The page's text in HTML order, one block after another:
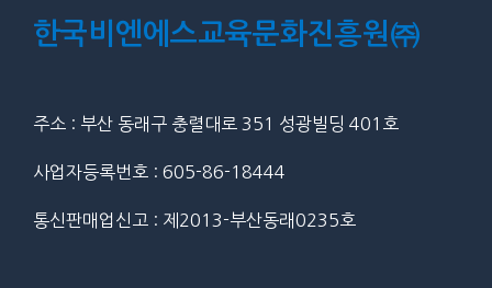
한국비엔에스교육문화진흥원㈜
주소 : 부산 동래구 충렬대로 351 성광빌딩 401호
사업자등록번호 : 605-86-18444
통신판매업신고 : 제2013-부산동래0235호